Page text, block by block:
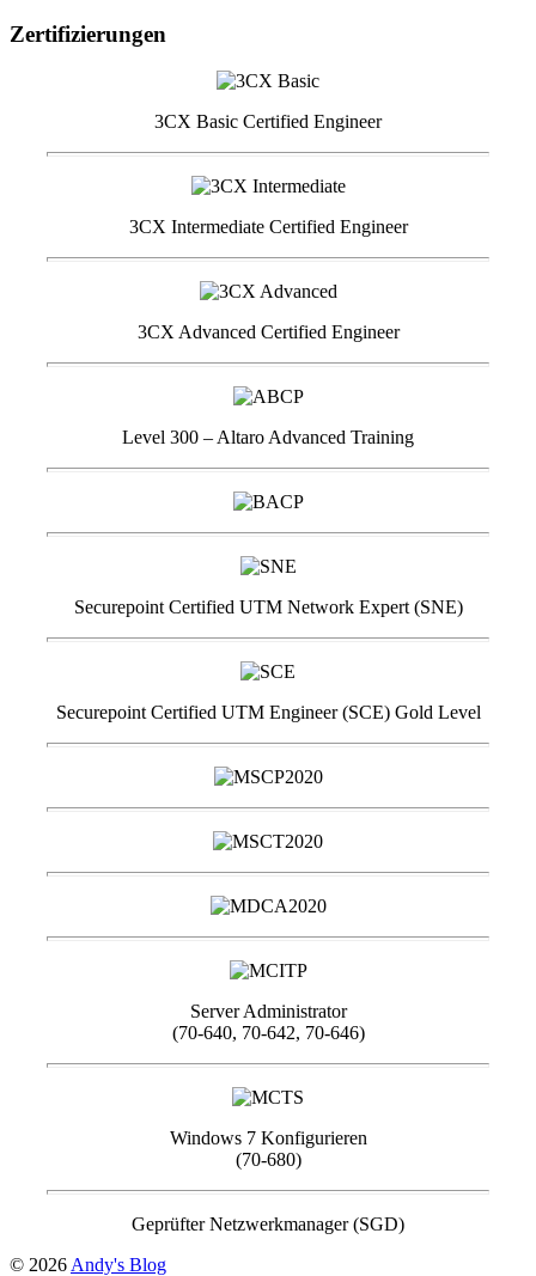
Zertifizierungen
3CX Basic Certified Engineer
3CX Intermediate Certified Engineer
3CX Advanced Certified Engineer
Level 300 – Altaro Advanced Training
Securepoint Certified UTM Network Expert (SNE)
Securepoint Certified UTM Engineer (SCE) Gold Level
Server Administrator
(70-640, 70-642, 70-646)
Windows 7 Konfigurieren
(70-680)
Geprüfter Netzwerkmanager (SGD)
© 2026 Andy's Blog